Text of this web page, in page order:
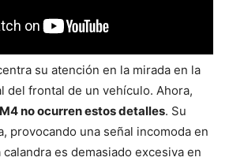
su atención en la mirada en la
del frontal de un vehículo. Ahora,
no ocurren estos detalles. Su
provocando una señal incomoda en
es demasiado excesiva en